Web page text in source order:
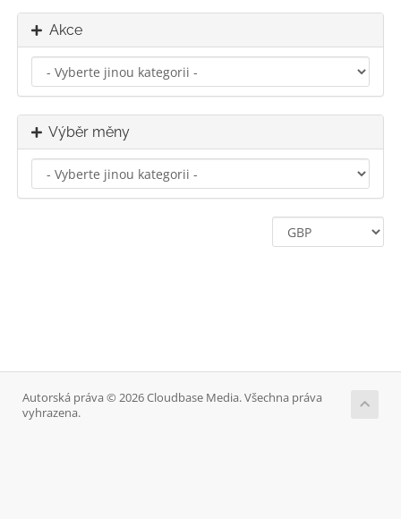
Akce
Výběr měny
Autorská práva © 2026 Cloudbase Media. Všechna práva
vyhrazena.